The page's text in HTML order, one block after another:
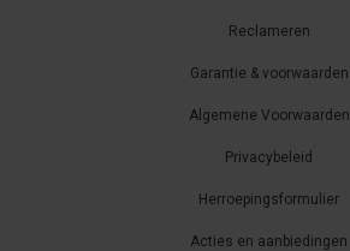
Reclameren
Garantie & voorwaarden
Algemene Voorwaarden
Privacybeleid
Herroepingsformulier
Acties en aanbiedingen